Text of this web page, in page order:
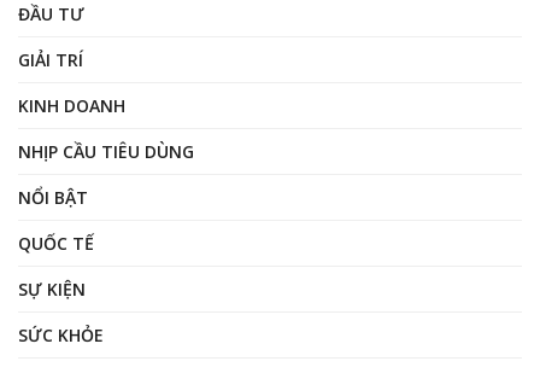
ĐẦU TƯ
GIẢI TRÍ
KINH DOANH
NHỊP CẦU TIÊU DÙNG
NỔI BẬT
QUỐC TẾ
SỰ KIỆN
SỨC KHỎE